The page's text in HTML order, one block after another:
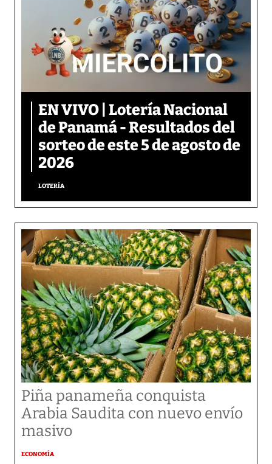
EN VIVO | Lotería Nacional
de Panamá - Resultados del
sorteo de este 5 de agosto de
2026
LOTERÍA
Piña panameña conquista
Arabia Saudita con nuevo envío
masivo
ECONOMÍA